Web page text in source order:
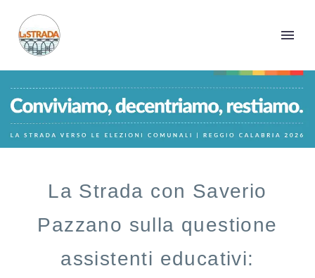
La Strada con Saverio
Pazzano sulla questione
assistenti educativi: